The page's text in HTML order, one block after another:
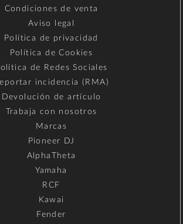
Condiciones de venta
Aviso legal
Política de privacidad
Política de Cookies
de Redes Sociales
incidencia (RMA)
Devolución de artículo
Trabaja con nosotros
Marcas
Pioneer DJ
AlphaTheta
Yamaha
RCF
Kawai
Fender